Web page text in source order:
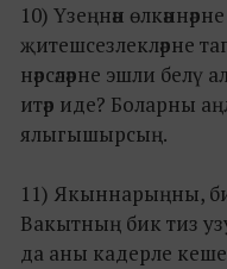
10) Үзеңнән
җитешсезлекләрне
нәрсәләрне эшли белү
итәр иде? Боларны
ялыгышырсың.
11) Якыннарыңны,
Вакытның бик тиз
да аны кадерле